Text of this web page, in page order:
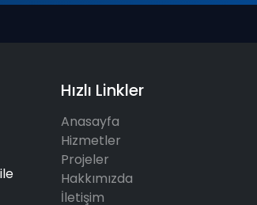
Hızlı Linkler
Anasayfa
Hizmetler
Projeler
Hakkımızda
İletişim